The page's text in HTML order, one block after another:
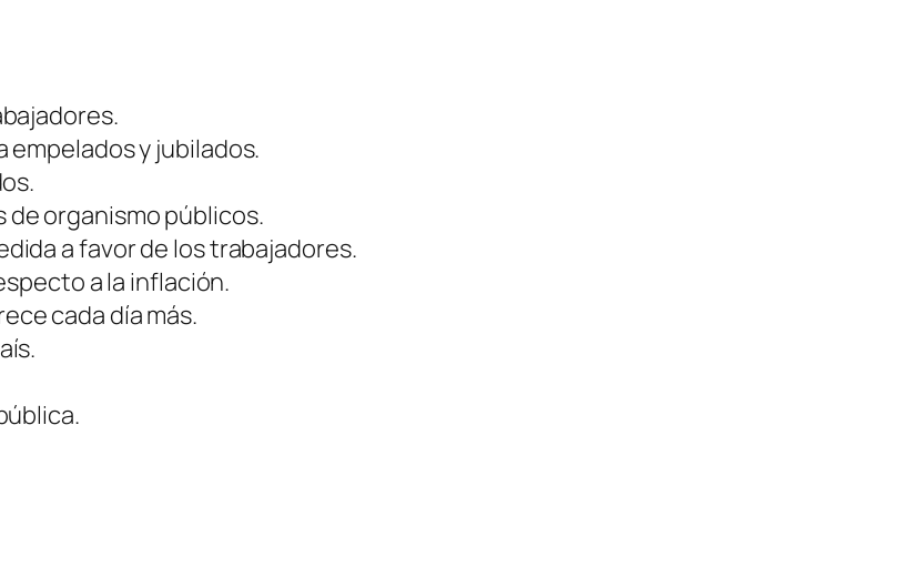
empelados y jubilados.
de organismo públicos.
a favor de los trabajadores.
a la inflación.
cada día más.